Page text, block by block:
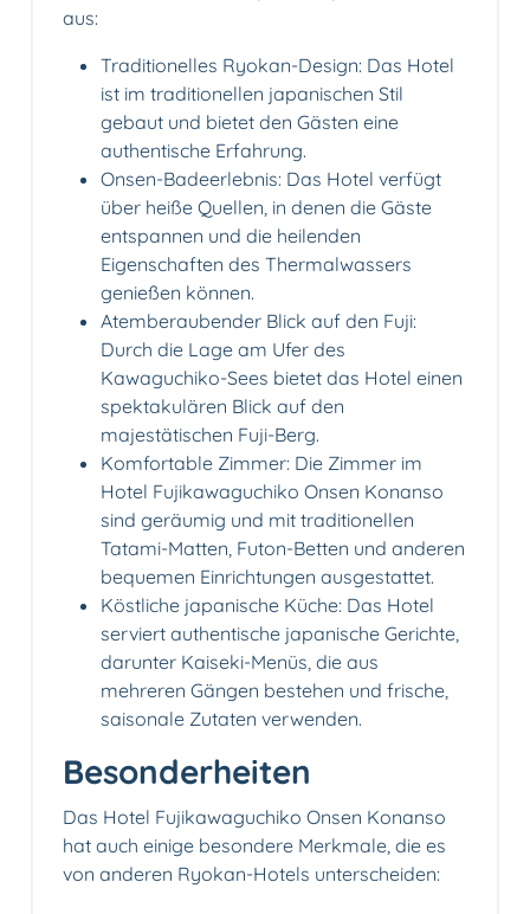
aus:
Traditionelles Ryokan-Design: Das Hotel
ist im traditionellen japanischen Stil
gebaut und bietet den Gästen eine
authentische Erfahrung.
Onsen-Badeerlebnis: Das Hotel verfügt
über heiße Quellen, in denen die Gäste
entspannen und die heilenden
Eigenschaften des Thermalwassers
genießen können.
Atemberaubender Blick auf den Fuji:
Durch die Lage am Ufer des
Kawaguchiko-Sees bietet das Hotel einen
spektakulären Blick auf den
majestätischen Fuji-Berg.
Komfortable Zimmer: Die Zimmer im
Hotel Fujikawaguchiko Onsen Konanso
sind geräumig und mit traditionellen
Tatami-Matten, Futon-Betten und anderen
bequemen Einrichtungen ausgestattet.
Köstliche japanische Küche: Das Hotel
serviert authentische japanische Gerichte,
darunter Kaiseki-Menüs, die aus
mehreren Gängen bestehen und frische,
saisonale Zutaten verwenden.
Besonderheiten
Das Hotel Fujikawaguchiko Onsen Konanso
hat auch einige besondere Merkmale, die es
von anderen Ryokan-Hotels unterscheiden: